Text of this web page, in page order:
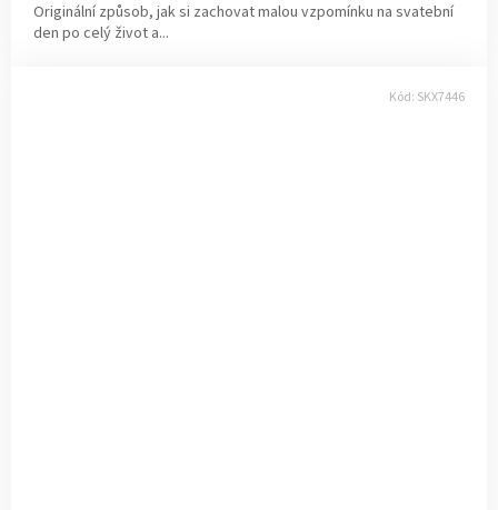
Originální způsob, jak si zachovat malou vzpomínku na svatební
den po celý život a...
Kód: SKX7446